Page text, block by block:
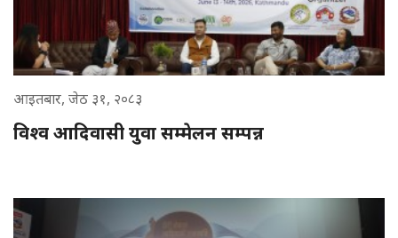
आइतबार, जेठ ३१, २०८३
विश्व आदिवासी युवा सम्मेलन सम्पन्न